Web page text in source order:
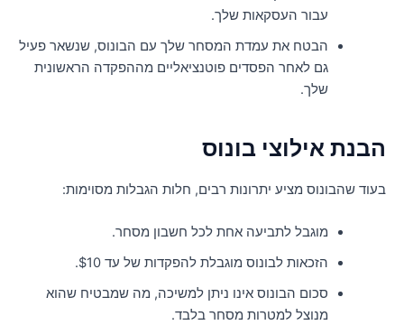
עבור העסקאות שלך.
הבטח את עמדת המסחר שלך עם הבונוס, שנשאר פעיל
גם לאחר הפסדים פוטנציאליים מההפקדה הראשונית
שלך.
אילוצי בונוס
שהבונוס מציע יתרונות רבים, חלות הגבלות מסוימות:
מוגבל לתביעה אחת לכל חשבון מסחר.
הזכאות לבונוס מוגבלת להפקדות של עד $10.
סכום הבונוס אינו ניתן למשיכה, מה שמבטיח שהוא
מנוצל למטרות מסחר בלבד.